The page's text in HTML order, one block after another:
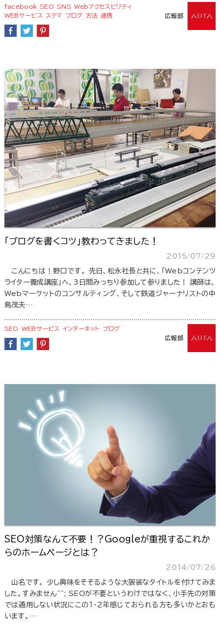
広報部
facebook SEO SNS Webアクセスビリティ
WEBサービス
ステマ ブログ 方法 連携
「ブログを書くコツ」教わってきました！
2015/07/29
こんにちは！野口です。 先日、松永社長と共に、「Webコンテンツ
ライター養成講座」へ、3日間みっちり参加して参りました！ 講師は、
Webマーケットのコンサルティング、そして鉄道ジャーナリストの中
島茂夫…
広報部
SEO WEBサービス インターネット ブログ
SEO対策なんて不要！？Googleが重視するこれか
らのホームページとは？
2014/07/26
山名です。 少し興味をそそるような大袈裟なタイトルを付けてみま
した。すみません^^; SEOが不要というわけではなく、小手先の対策
では通用しない状況にこの１・２年感じておられる方も多いかとおも
います。…